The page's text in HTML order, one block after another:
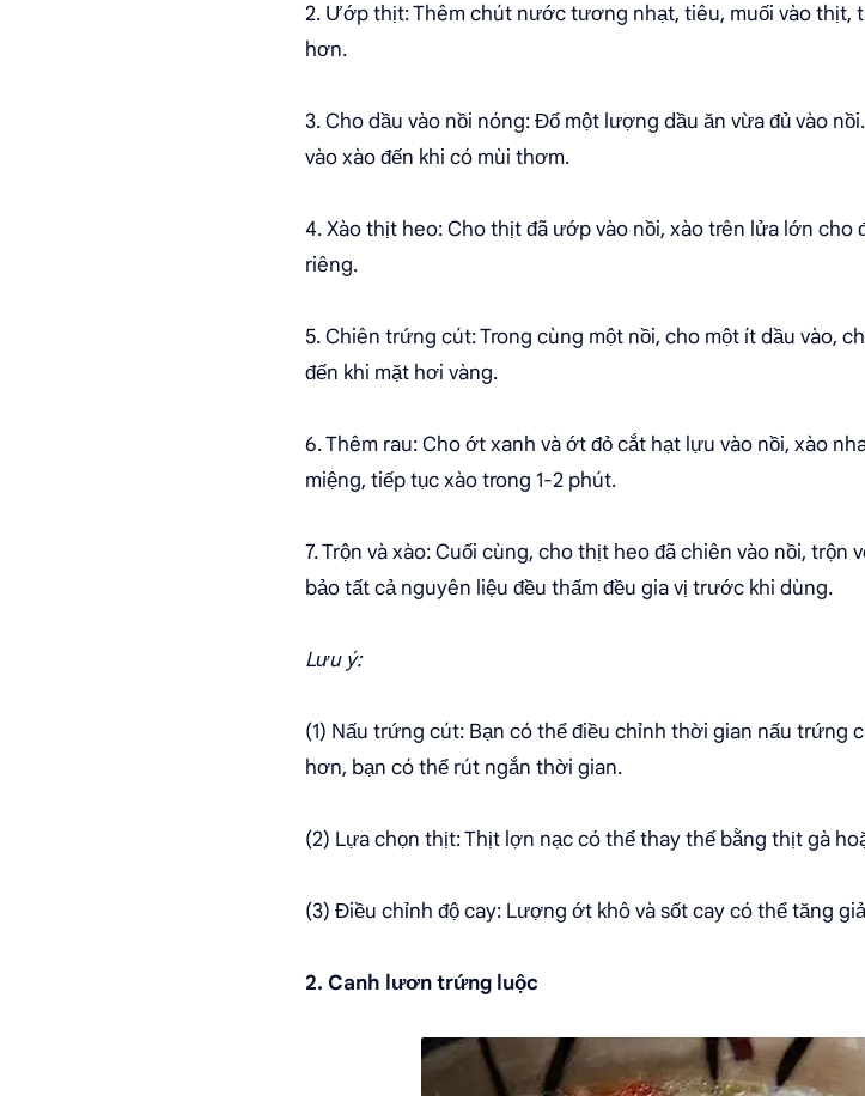
2. Ướp thịt: Thêm chút nước tương nhạt, tiêu, muối vào thịt,
hơn.
3. Cho dầu vào nồi nóng: Đổ một lượng dầu ăn vừa đủ vào
vào xào đến khi có mùi thơm.
4. Xào thịt heo: Cho thịt đã ướp vào nồi, xào trên lửa lớn
riêng.
5. Chiên trứng cút: Trong cùng một nồi, cho một ít dầu vào,
đến khi mặt hơi vàng.
6. Thêm rau: Cho ớt xanh và ớt đỏ cắt hạt lựu vào nồi, xào
miệng, tiếp tục xào trong 1-2 phút.
7. Trộn và xào: Cuối cùng, cho thịt heo đã chiên vào nồi, trộn
bảo tất cả nguyên liệu đều thấm đều gia vị trước khi dùng.
Lưu ý:
(1) Nấu trứng cút: Bạn có thể điều chỉnh thời gian nấu
hơn, bạn có thể rút ngắn thời gian.
(2) Lựa chọn thịt: Thịt lợn nạc có thể thay thế bằng thịt gà
(3) Điều chỉnh độ cay: Lượng ớt khô và sốt cay có thể tăng
2. Canh lươn trứng luộc